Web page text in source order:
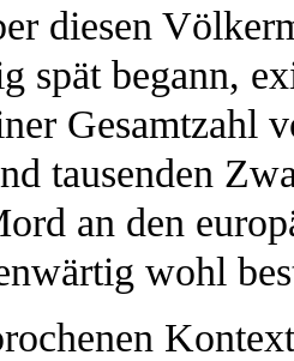
diesen
spät begann,
Gesamtzahl
tausenden
an den
wohl